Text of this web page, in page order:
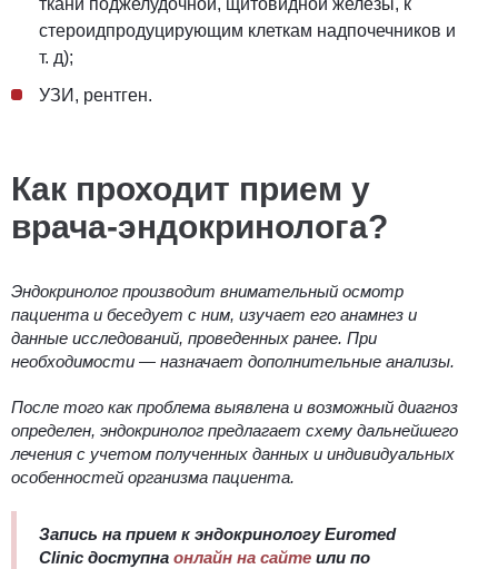
ткани поджелудочной, щитовидной железы, к
стероидпродуцирующим клеткам надпочечников и
т. д);
УЗИ, рентген.
Как проходит прием у
врача-эндокринолога?
Эндокринолог производит внимательный осмотр
пациента и беседует с ним, изучает его анамнез и
данные исследований, проведенных ранее. При
необходимости — назначает дополнительные анализы.
После того как проблема выявлена и возможный диагноз
определен, эндокринолог предлагает схему дальнейшего
лечения с учетом полученных данных и индивидуальных
особенностей организма пациента.
Запись на прием к эндокринологуEuromed
Clinic доступна онлайн на сайте или по